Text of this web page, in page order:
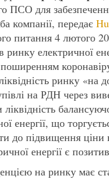
ПСО для
компанії, передає
питання 4
ринку електричної
поширенням
ринку
на РДН через
енергії, що
до підвищення
енергії є
на ринку має